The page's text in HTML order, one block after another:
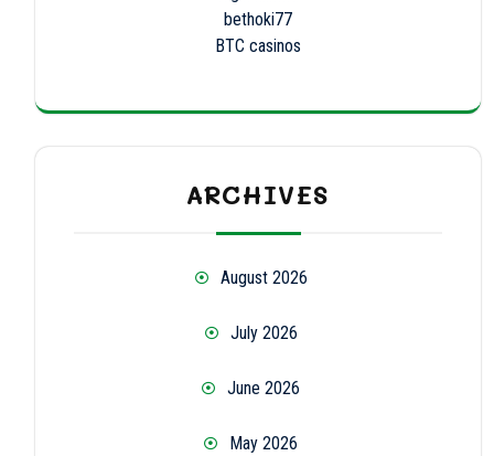
bethoki77
BTC casinos
ARCHIVES
August 2026
July 2026
June 2026
May 2026